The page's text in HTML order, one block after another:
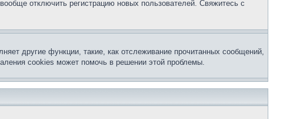
отключить регистрацию новых пользователей. Свяжитесь с
другие функции, такие, как отслеживание прочитанных сообщений,
cookies может помочь в решении этой проблемы.